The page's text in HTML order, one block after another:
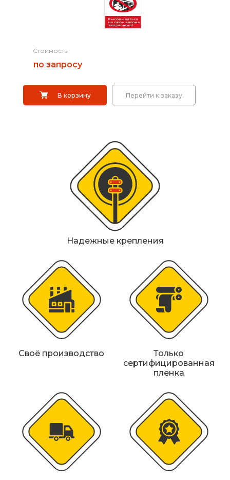
Дорожные системы световой индикации
Сигнальные столбики
Дорожные световозвращатели (катафоты)
Сигнальные гирлянды и фонари
Вехи, делиниаторы
Искусственная дорожная неровность (ИДН),
Металлические колесоотбойники
Светофоры
Светодиодные светофоры T7
Мобильные сигнальные строительные
ограждения
Материалы для дорожной разметки
Знаки магистральных газопроводов
Дорожное оборудование
Железнодорожные путевые знаки
Стоимость
по запросу
В корзину Перейти к заказу
Своё производство
Только
сертифицированная
пленка
Надежные крепления